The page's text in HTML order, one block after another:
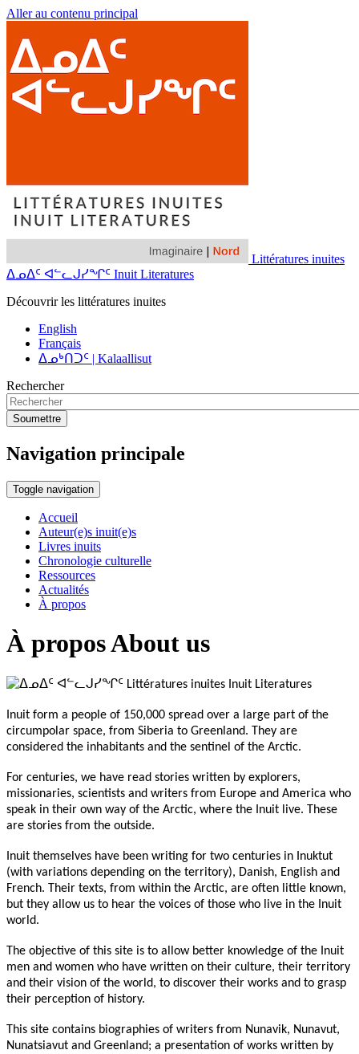
Aller au contenu principal
Littératures inuites
ᐃᓄᐃᑦ ᐊᓪᓚᒍᓯᖏᑦ Inuit Literatures
Découvrir les littératures inuites
English
Français
ᐃᓄᒃᑎᑐᑦ | Kalaallisut
Rechercher
Soumettre
Navigation principale
Toggle navigation
Accueil
Auteur(e)s inuit(e)s
Livres inuits
Chronologie culturelle
Ressources
Actualités
À propos
À propos About us
Inuit form a people of 150,000 spread over a large part of the
circumpolar space, from Siberia to Greenland. They are
considered the inhabitants and the sentinel of the Arctic.
For centuries, we have read stories written by explorers,
missionaries, scientists and writers from Europe and America who
speak in their own way of the Arctic, where the Inuit live. These
are stories from the outside.
Inuit themselves have been writing for two centuries in Inuktut
(with variations depending on the territory), Danish, English and
French. Their texts, from within the Arctic, are often little known,
but they allow us to hear the voices of those who live in the Inuit
world.
The objective of this site is to allow better knowledge of the Inuit
men and women who have written on their culture, their territory
and their vision of the world, to discover their works and to grasp
their perception of history.
This site contains biographies of writers from Nunavik, Nunavut,
Nunatsiavut and Greenland; a presentation of works written by